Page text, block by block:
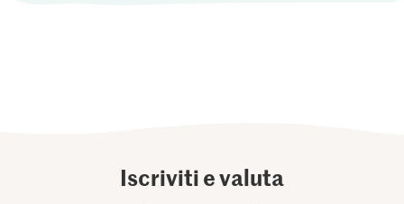
Iscriviti e valuta